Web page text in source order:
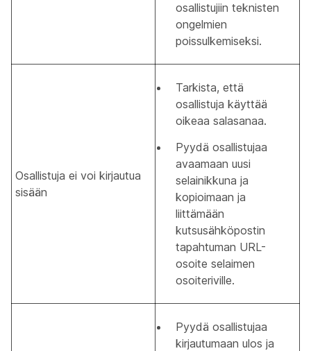
osallistujiin teknisten
ongelmien
poissulkemiseksi.
Osallistuja ei voi kirjautua
sisään
Tarkista, että
osallistuja käyttää
oikeaa salasanaa.
Pyydä osallistujaa
avaamaan uusi
selainikkuna ja
kopioimaan ja
liittämään
kutsusähköpostin
tapahtuman URL-
osoite selaimen
osoiteriville.
Pyydä osallistujaa
kirjautumaan ulos ja